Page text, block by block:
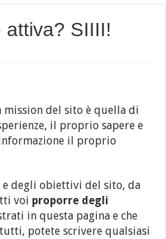
attiva? SIIII!
mission del sito è quella di
il proprio sapere e
il proprio
degli obiettivi del sito, da
voi proporre degli
in questa pagina e che
potete scrivere qualsiasi